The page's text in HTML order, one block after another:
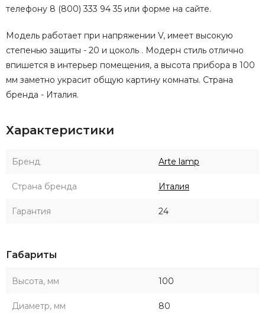
телефону 8 (800) 333 94 35 или форме на сайте.
Модель работает при напряжении V, имеет высокую
степенью защиты - 20 и цоколь . Модерн стиль отлично
впишется в интерьер помещения, а высота прибора в 100
мм заметно украсит общую картину комнаты. Страна
бренда - Италия.
Характеристики
Бренд Arte lamp
Страна бренда Италия
Гарантия 24
Габариты
Высота, мм 100
Диаметр, мм 80